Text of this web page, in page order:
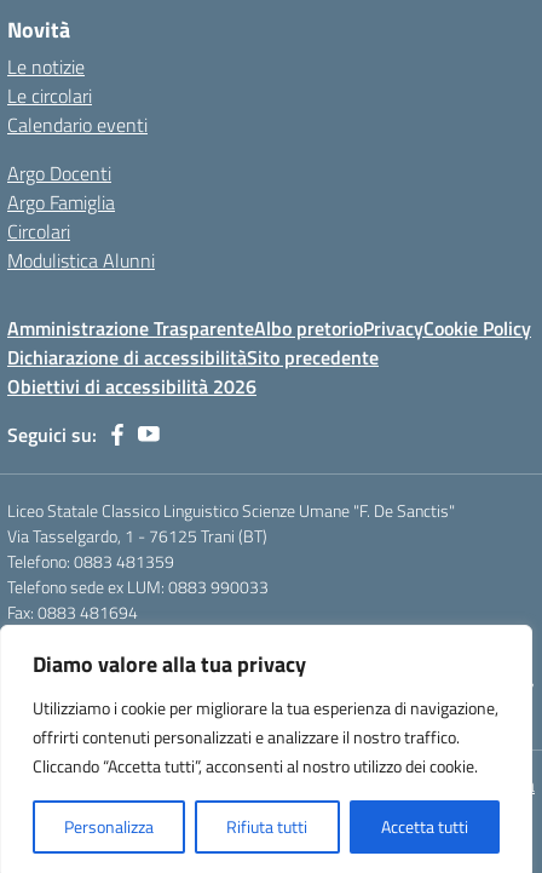
Diamo valore alla tua privacy
Utilizziamo i cookie per migliorare la tua esperienza di navigazione,
offrirti contenuti personalizzati e analizzare il nostro traffico.
Cliccando “Accetta tutti”, acconsenti al nostro utilizzo dei cookie.
Personalizza Rifiuta tutti Accetta tutti
Novità
Le notizie
Le circolari
Calendario eventi
Argo Docenti
Argo Famiglia
Circolari
Modulistica Alunni
Amministrazione TrasparenteAlbo pretorioPrivacyCookie Policy
Dichiarazione di accessibilitàSito precedente
Obiettivi di accessibilità 2026
Seguici su:
Liceo Statale Classico Linguistico Scienze Umane "F. De Sanctis"
Via Tasselgardo, 1 - 76125 Trani (BT)
Telefono: 0883 481359
Telefono sede ex LUM: 0883 990033
Fax: 0883 481694
Pec: btpc210007@pec.istruzione.it
Codice Meccanografico: istsc_btpc210007 - Codice Fiscale: 92058830727
- Codice Univoco d'ufficio: UFG4S9
Concept & Design by Designers Italia